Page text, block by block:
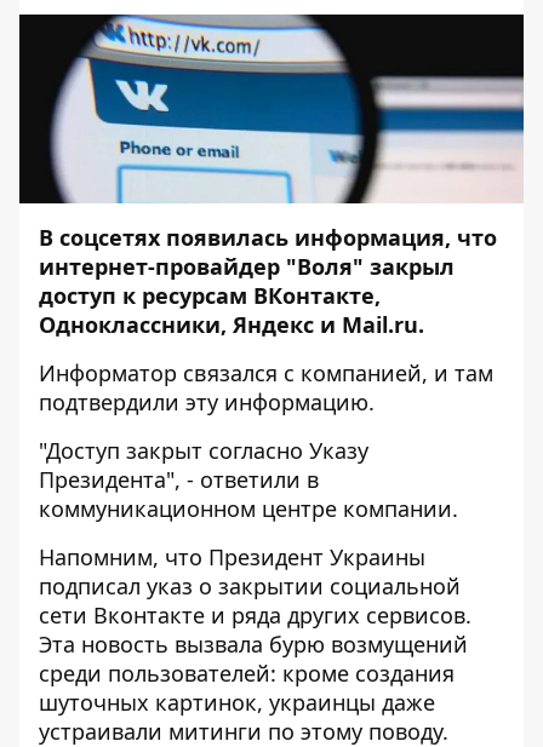
В соцсетях появилась информация, что
интернет-провайдер "Воля" закрыл
доступ к ресурсам ВКонтакте,
Одноклассники, Яндекс и Mail.ru.
Информатор связался с компанией, и там
подтвердили эту информацию.
"Доступ закрыт согласно Указу
Президента", - ответили в
коммуникационном центре компании.
Напомним, что Президент Украины
подписал указ о закрытии социальной
сети Вконтакте и ряда других сервисов.
Эта новость вызвала бурю возмущений
среди пользователей: кроме создания
шуточных картинок, украинцы даже
устраивали митинги по этому поводу.